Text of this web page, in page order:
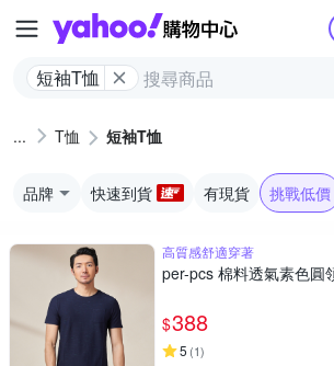
Yahoo購物
短袖T恤
T恤 短袖T恤
品牌 快速到貨 有現貨 挑戰低價
高質感舒適穿著
per-pcs 棉料透氣素色圓
$388
5 (1)